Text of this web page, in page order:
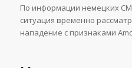
По информации немецких
ситуация временно
нападение с признаками